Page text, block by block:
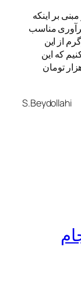
بر اینکه
مناسب
از این
می‌کنیم که این
دست مصرف‌کننده با قیمت ۴۰ هزار تومان
S.Beydollahi